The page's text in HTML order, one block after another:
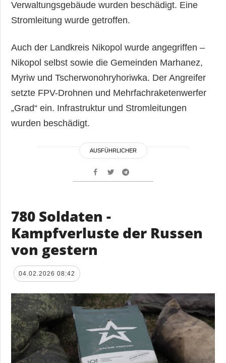
Verwaltungsgebäude wurden beschädigt. Eine
Stromleitung wurde getroffen.
Auch der Landkreis Nikopol wurde angegriffen –
Nikopol selbst sowie die Gemeinden Marhanez,
Myriw und Tscherwonohryhoriwka. Der Angreifer
setzte FPV-Drohnen und Mehrfachraketenwerfer
„Grad“ ein. Infrastruktur und Stromleitungen
wurden beschädigt.
AUSFÜHRLICHER
780 Soldaten -
Kampfverluste der Russen
von gestern
04.02.2026 08:42